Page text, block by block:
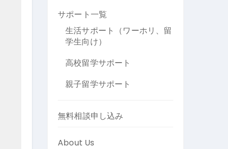
サポート一覧
生活サポート（ワーホリ、留
学生向け）
高校留学サポート
親子留学サポート
無料相談申し込み
About Us